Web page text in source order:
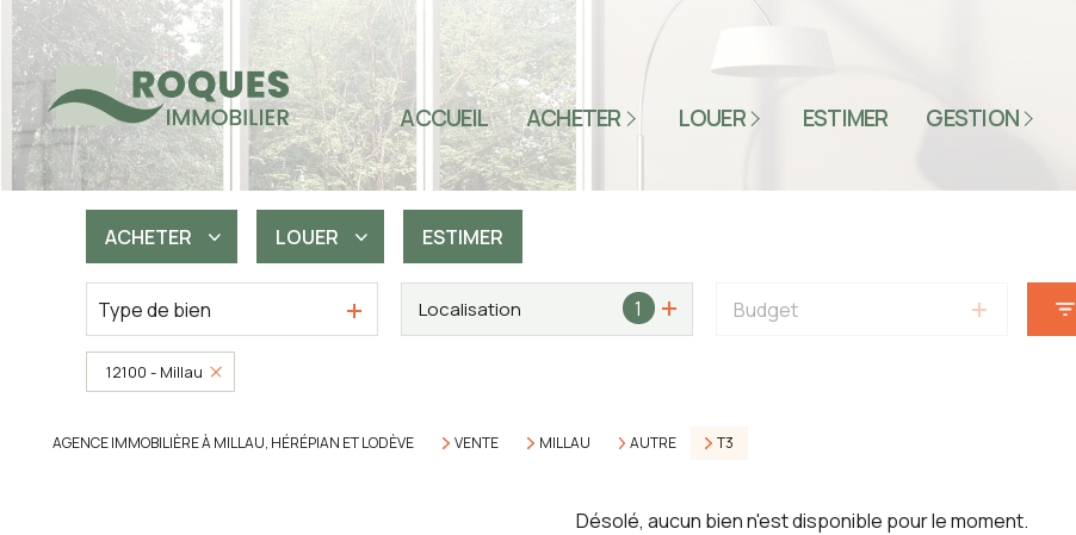
ACCUEIL ACHETER
TOUS LES PRODUITS
SECTEUR MILLAU
SECTEUR LODÈVE
SECTEUR HÉRÉPIAN
LOUER
SECTEUR LODÈVE ESTIMER GESTION
ESPACE CLIENT
ACHETER
De l'ancien
De l'immo pro
LOUER
à l'année
ESTIMER
Type de bien 1
Localisation Budget
12100 - Millau
AGENCE IMMOBILIÈRE À MILLAU, HÉRÉPIAN ET LODÈVE VENTE MILLAU AUTRE T3
Désolé, aucun bien n'est disponible pour le moment.